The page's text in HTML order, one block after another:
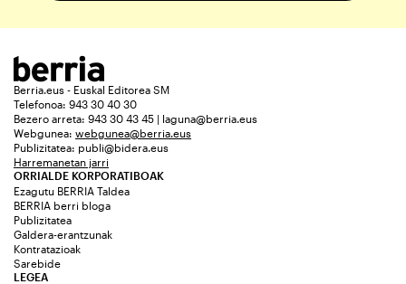
Berria.eus - Euskal Editorea SM
Telefonoa: 943 30 40 30
Bezero arreta: 943 30 43 45 | laguna@berria.eus
Webgunea: webgunea@berria.eus
Publizitatea: publi@bidera.eus
Harremanetan jarri
ORRIALDE KORPORATIBOAK
Ezagutu BERRIA Taldea
BERRIA berri bloga
Publizitatea
Galdera-erantzunak
Kontratazioak
Sarebide
LEGEA